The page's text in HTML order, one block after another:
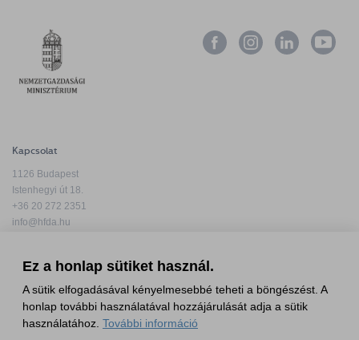
Kapcsolat
1126 Budapest
Istenhegyi út 18.
+36 20 272 2351
info@hfda.hu
Adatkezelési tájékoztató
Ez a honlap sütiket használ.
A sütik elfogadásával kényelmesebbé teheti a böngészést. A
honlap további használatával hozzájárulását adja a sütik
használatához. További információ